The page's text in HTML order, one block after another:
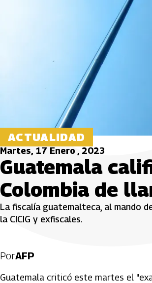
ACTUALIDAD
Martes, 17 Enero , 2023
Guatemala
Colombia de
La fiscalía guatemalteca, al mando
la CICIG y exfiscales.
PorAFP
Guatemala criticó este martes el